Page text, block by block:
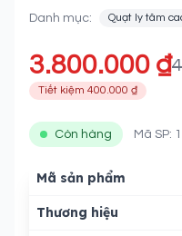
Danh mục: Quạt ly tâm
3.800.000 ₫
Tiết kiệm 400.000 ₫
Còn hàng Mã SP:
Mã sản phẩm
Thương hiệu